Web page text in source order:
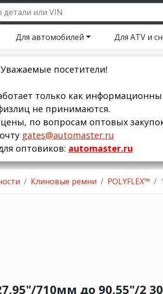
Для автомобилей Для ATV и
Уважаемые посетители!
только как
не принимаются.
по вопросам оптовых
gates@automaster.ru
оптовиков: automaster.ru
Клиновые ремни POLYFLEX™
710мм до 90,55"/2